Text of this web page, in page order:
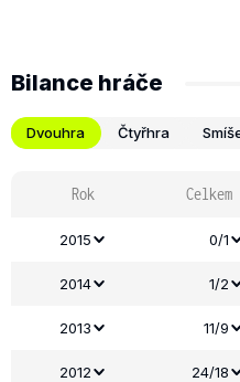
Bilance hráče
Dvouhra Čtyřhra
Rok Celkem
2015 0/1
2014 1/2
2013 11/9
2012 24/18